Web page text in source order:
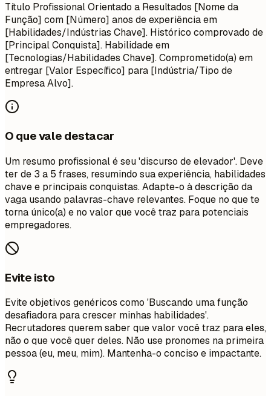
Título Profissional Orientado a Resultados [Nome da
Função] com [Número] anos de experiência em
[Habilidades/Indústrias Chave]. Histórico comprovado de
[Principal Conquista]. Habilidade em
[Tecnologias/Habilidades Chave]. Comprometido(a) em
entregar [Valor Específico] para [Indústria/Tipo de
Empresa Alvo].
O que vale destacar
Um resumo profissional é seu 'discurso de elevador'. Deve
ter de 3 a 5 frases, resumindo sua experiência, habilidades
chave e principais conquistas. Adapte-o à descrição da
vaga usando palavras-chave relevantes. Foque no que te
torna único(a) e no valor que você traz para potenciais
empregadores.
Evite isto
Evite objetivos genéricos como 'Buscando uma função
desafiadora para crescer minhas habilidades'.
Recrutadores querem saber que valor você traz para eles,
não o que você quer deles. Não use pronomes na primeira
pessoa (eu, meu, mim). Mantenha-o conciso e impactante.